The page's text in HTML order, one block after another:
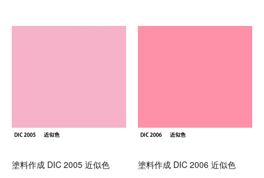
塗料作成 DIC 2005 近似色
塗料作成 DIC 2006 近似色